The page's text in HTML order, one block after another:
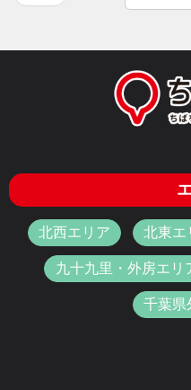
北西エリア 北東エ
九十九里・外房エリ
千葉県